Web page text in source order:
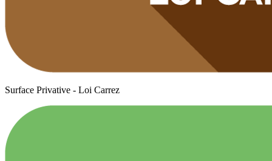
Surface Privative - Loi Carrez